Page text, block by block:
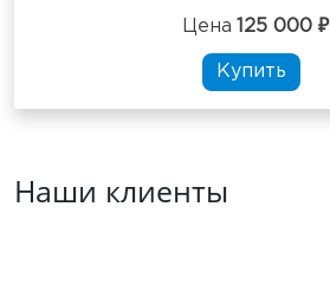
Цена 125 000 ₽
Купить
Наши клиенты